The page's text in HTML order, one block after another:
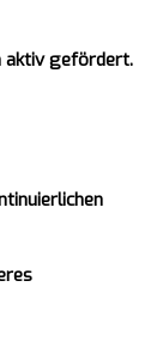
aktiv gefördert.